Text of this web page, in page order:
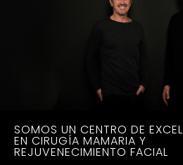
SOMOS UN CENTRO DE
EN CIRUGÍA MAMARIA Y
REJUVENECIMIENTO FACIAL